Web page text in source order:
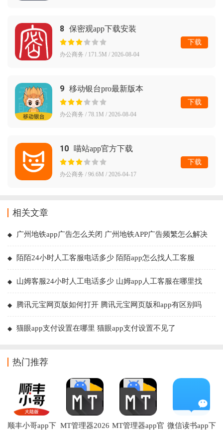
8 保密观app下载安装
办公商务 / 171.5M / 2026-08-04
下载
9 移动银台pro最新版本
办公商务 / 78.1M / 2026-08-04
下载
10 喵站app官方下载
办公商务 / 96.6M / 2026-04-17
下载
相关文章
广州地铁app广告怎么关闭 广州地铁APP广告频繁怎么解决
陌陌24小时人工客服电话多少 陌陌app怎么找人工客服
山姆客服24小时人工电话多少 山姆app人工客服在哪里找
腾讯元宝网页版如何打开 腾讯元宝网页版和app有区别吗
猫眼app支付设置在哪里 猫眼app支付设置不见了
热门推荐
顺丰小哥app下 MT管理器2026 MT管理器app官 微信读书app下